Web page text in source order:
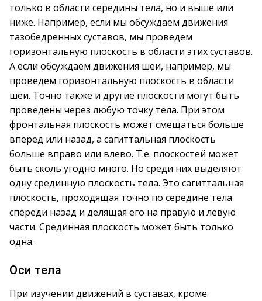
только в области середины тела, но и выше или
ниже. Например, если мы обсуждаем движения
тазобедренных суставов, мы проведем
горизонтальную плоскость в области этих суставов.
А если обсуждаем движения шеи, например, мы
проведем горизонтальную плоскость в области
шеи. Точно также и другие плоскости могут быть
проведены через любую точку тела. При этом
фронтальная плоскость может смещаться больше
вперед или назад, а сагиттальная плоскость
больше вправо или влево. Т.е. плоскостей может
быть сколь угодно много. Но среди них выделяют
одну срединную плоскость тела. Это сагиттальная
плоскость, проходящая точно по середине тела
спереди назад и делящая его на правую и левую
части. Срединная плоскость может быть только
одна.
Оси тела
При изучении движений в суставах, кроме